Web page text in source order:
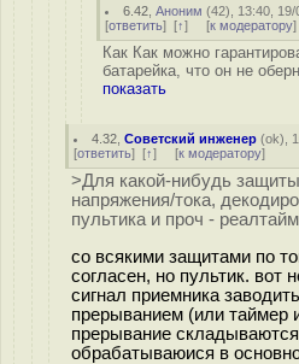
6.42 ,Аноним (42), 13:40, 19/
[ответить] [↑] [к модератору]
Как Как можно
батарейка, что он не
показать
4.32 ,Советский инженер (ok),
[ответить] [↑] [к модератору]
>Для какой-нибудь
напряжения/тока,
пультика и проч - реалтайм
со всякими защитами по
согласен, но пультик. вот
сигнал приемника
прерыванием (или таймер
прерывание
обрабатываюися в